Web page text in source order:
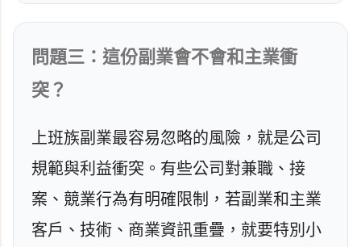
問題三：這份副業會不會和主業衝
突？
上班族副業最容易忽略的風險，就是公司
規範與利益衝突。有些公司對兼職、接
案、競業行為有明確限制，若副業和主業
客戶、技術、商業資訊重疊，就要特別小